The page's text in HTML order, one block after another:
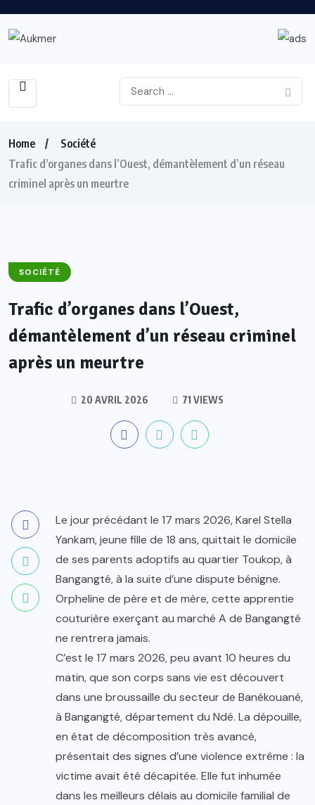
Home
Société
Trafic d’organes dans l’Ouest, démantèlement d’un réseau
criminel après un meurtre
SOCIÉTÉ
Trafic d’organes dans l’Ouest,
démantèlement d’un réseau criminel
après un meurtre
20 AVRIL 2026 71 VIEWS
Le jour précédant le 17 mars 2026, Karel Stella
Yankam, jeune fille de 18 ans, quittait le domicile
de ses parents adoptifs au quartier Toukop, à
Bangangté, à la suite d’une dispute bénigne.
Orpheline de père et de mère, cette apprentie
couturière exerçant au marché A de Bangangté
ne rentrera jamais.
C’est le 17 mars 2026, peu avant 10 heures du
matin, que son corps sans vie est découvert
dans une broussaille du secteur de Banékouané,
à Bangangté, département du Ndé. La dépouille,
en état de décomposition très avancé,
présentait des signes d’une violence extrême : la
victime avait été décapitée. Elle fut inhumée
dans les meilleurs délais au domicile familial de